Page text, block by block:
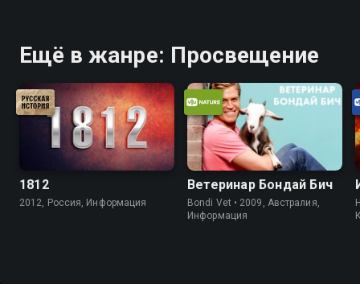
Ещё в жанре: Просвещение
1812
2012, Россия, Информация
Ветеринар Бондай Бич
Bondi Vet • 2009, Австралия,
Информация